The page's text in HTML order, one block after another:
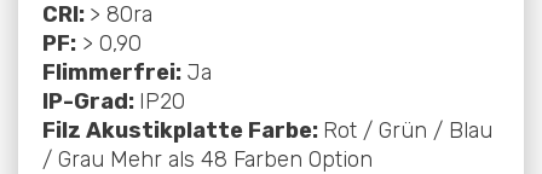
CRI: > 80ra
PF: > 0,90
Flimmerfrei: Ja
IP-Grad: IP20
Filz Akustikplatte Farbe: Rot / Grün / Blau
/ Grau Mehr als 48 Farben Option